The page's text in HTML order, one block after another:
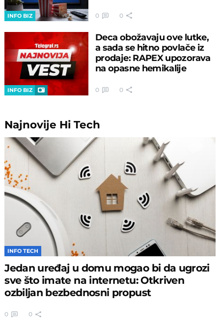
INFO BIZ 0 0
INFO BIZ
Deca obožavaju ove lutke,
a sada se hitno povlače iz
prodaje: RAPEX upozorava
na opasne hemikalije
0 0
Najnovije Hi Tech
INFO TECH
Jedan uređaj u domu mogao bi da ugrozi
sve što imate na internetu: Otkriven
ozbiljan bezbednosni propust
0 0